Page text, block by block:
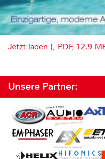
Jetzt laden (, PDF, 12.9
Unsere Partner: